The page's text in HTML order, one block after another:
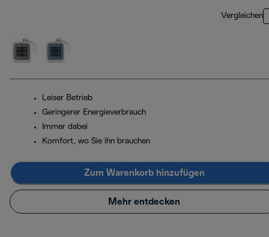
Vergleichen
Leiser Betrieb
Geringerer Energieverbrauch
Immer dabei
Komfort, wo Sie ihn brauchen
Zum Warenkorb hinzufügen
Mehr entdecken